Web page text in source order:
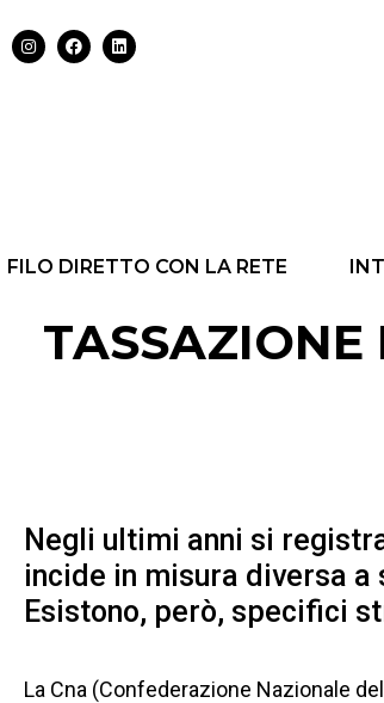
FILO DIRETTO CON LA RETE
TASSAZIONE
Negli ultimi anni si
incide in misura diversa
Esistono, però, specifici
La Cna (Confederazione Nazionale